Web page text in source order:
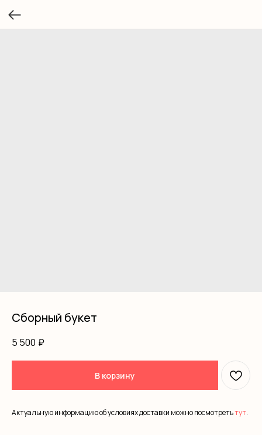
Сборный букет
5 500 ₽
В корзину
Актуальную информацию об условиях доставки можно посмотретьтут.